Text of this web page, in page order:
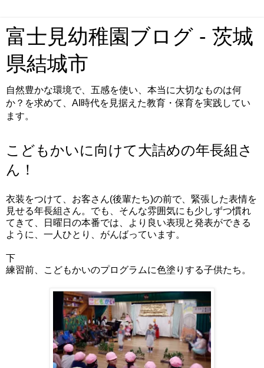
富士見幼稚園ブログ - 茨城
県結城市
自然豊かな環境で、五感を使い、本当に大切なものは何
か？を求めて、AI時代を見据えた教育・保育を実践してい
ます。
こどもかいに向けて大詰めの年長組さ
ん！
衣装をつけて、お客さん(後輩たち)の前で、緊張した表情を
見せる年長組さん。でも、そんな雰囲気にも少しずつ慣れ
てきて、日曜日の本番では、より良い表現と発表ができる
ように、一人ひとり、がんばっています。
下
練習前、こどもかいのプログラムに色塗りする子供たち。